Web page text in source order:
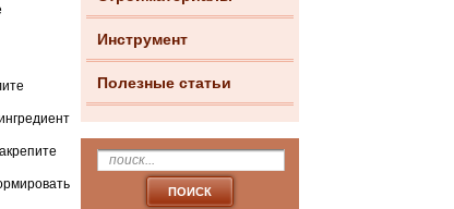
Инструмент
Полезные статьи